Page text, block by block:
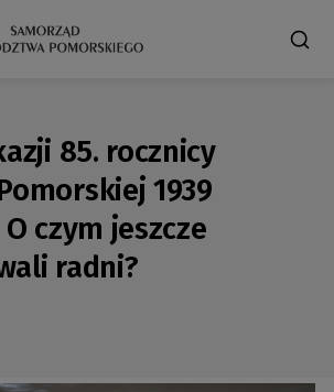
85. rocznicy
1939
czym jeszcze
radni?